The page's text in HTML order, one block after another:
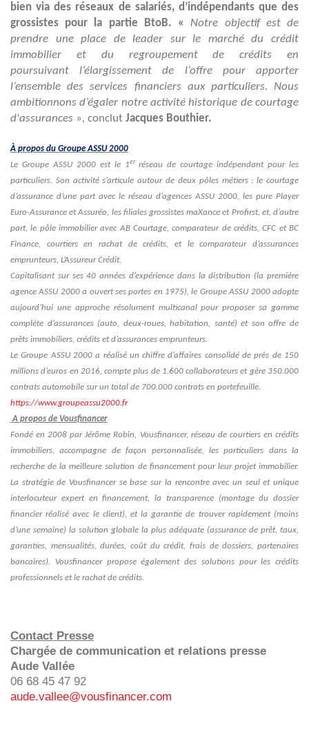
bien via des réseaux de salariés, d’indépendants que des
grossistes pour la partie BtoB. «Notre objectif est de
prendre une place de leader sur le marché du crédit
immobilier et du regroupement de crédits en
poursuivant l’élargissement de l’offre pour apporter
l’ensemble des services financiers aux particuliers. Nous
ambitionnons d’égaler notre activité historique de courtage
d'assurances », conclut Jacques Bouthier.
À propos du Groupe ASSU 2000
Le Groupe ASSU 2000 est le 1er réseau de courtage indépendant pour les
particuliers. Son activité s’articule autour de deux pôles métiers : le courtage
d’assurance d’une part avec le réseau d’agences ASSU 2000, les pure Player
Euro-Assurance et Assuréo, les filiales grossistes maXance et Profirst, et, d’autre
part, le pôle immobilier avec AB Courtage, comparateur de crédits, CFC et BC
Finance, courtiers en rachat de crédits, et le comparateur d’assurances
emprunteurs, L’Assureur Crédit.
Capitalisant sur ses 40 années d’expérience dans la distribution (la première
agence ASSU 2000 a ouvert ses portes en 1975), le Groupe ASSU 2000 adopte
aujourd’hui une approche résolument multicanal pour proposer sa gamme
complète d’assurances (auto, deux-roues, habitation, santé) et son offre de
prêts immobiliers, crédits et d’assurances emprunteurs.
Le Groupe ASSU 2000 a réalisé un chiffre d’affaires consolidé de près de 150
millions d’euros en 2016, compte plus de 1.600 collaborateurs et gère 350.000
contrats automobile sur un total de 700.000 contrats en portefeuille.
https://www.groupeassu2000.fr
A propos de Vousfinancer
Fondé en 2008 par Jérôme Robin, Vousfinancer, réseau de courtiers en crédits
immobiliers, accompagne de façon personnalisée, les particuliers dans la
recherche de la meilleure solution de financement pour leur projet immobilier.
La stratégie de Vousfinancer se base sur la rencontre avec un seul et unique
interlocuteur expert en financement, la transparence (montage du dossier
financier réalisé avec le client), et la garantie de trouver rapidement (moins
d’une semaine) la solution globale la plus adéquate (assurance de prêt, taux,
garanties, mensualités, durées, coût du crédit, frais de dossiers, partenaires
bancaires). Vousfinancer propose également des solutions pour les crédits
professionnels et le rachat de crédits.
Contact Presse
Chargée de communication et relations presse
Aude Vallée
06 68 45 47 92
aude.vallee@vousfinancer.com